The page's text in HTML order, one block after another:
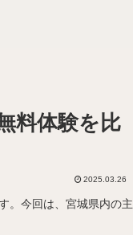
料体験を比
2025.03.26
。今回は、宮城県内の主